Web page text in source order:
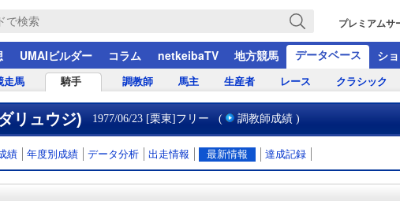
プレミアムサ
UMAIビルダー コラム netkeibaTV 地方競馬 データベース シ
走馬 騎手 調教師 馬主 生産者 レース クラシック
リュウジ) 1977/06/23 [栗東]フリー ( 調教師成績 )
績 年度別成績 データ分析 出走情報 最新情報 達成記録